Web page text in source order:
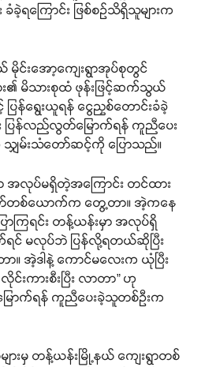
ခံခဲ့ရကြောင်း ဖြစ်စဉ်သိရှိသူများက
မိုင်းအော့ကျေးရွာအုပ်စုတွင်
၏ မိသားစုထံ ဖုန်းဖြင့်ဆက်သွယ်
င့် ပြန်ရွေးယူရန် ငွေညှစ်တောင်းခံခဲ့
ပြန်လည်လွတ်မြောက်ရန် ကူညီပေး
ျှမ်းသံတော်ဆင့်ကို ပြောသည်။
ာ အလုပ်မရှိတဲ့အကြောင်း တင်ထား
တ်တစ်ယောက်က တွေ့တာ။ အဲ့ကနေ
ောကြရင်း တန့်ယန်းမှာ အလုပ်ရှိ
င် မလုပ်ဘဲ ပြန်လို့ရတယ်ဆိုပြီး
။ အဲ့ဒါနဲ့ ကောင်မလေးက ယုံပြီး
းကားစီးပြီး လာတာ” ဟု
ောက်ရန် ကူညီပေးခဲ့သူတစ်ဦးက
ျားမှ တန့်ယန်းမြို့နယ် ကျေးရွာတစ်